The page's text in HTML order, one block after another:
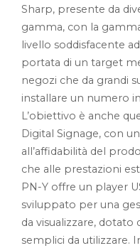
Sharp, presente da
gamma, con la
livello soddisfacente
portata di un target
negozi che da grandi
installare un numero
L’obiettivo è anche
Digital Signage, con
all’affidabilità del
che alle prestazioni
PN-Y offre un player
sviluppato per una
da visualizzare,
semplici da utilizzare.